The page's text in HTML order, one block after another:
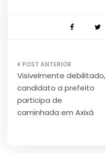
Navegação
de
Post
Visivelmente debilitado,
candidato a prefeito
participa de
caminhada em Axixá